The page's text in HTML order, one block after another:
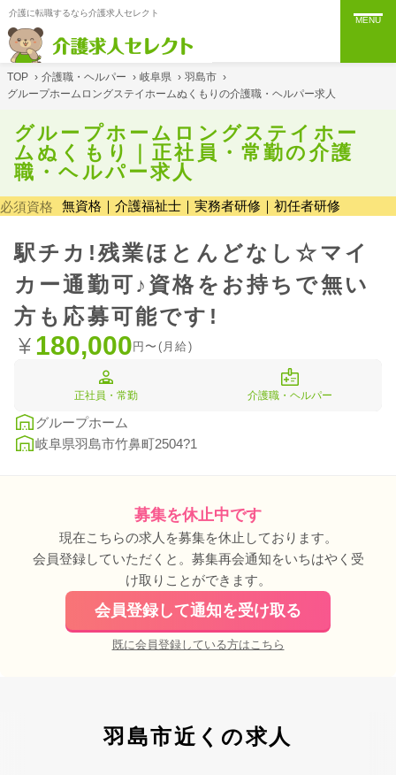
介護に転職するなら介護求人セレクト
MENU
TOP › 介護職・ヘルパー › 岐阜県 › 羽島市 ›
グループホームロングステイホームぬくもりの介護職・ヘルパー求人
グループホームロングステイホー
ムぬくもり｜正社員・常勤の介護
職・ヘルパー求人
必須資格 無資格｜介護福祉士｜実務者研修｜初任者研修
駅チカ!残業ほとんどなし☆マイ
カー通勤可♪資格をお持ちで無い
方も応募可能です!
180,000円〜(月給)
正社員・常勤 介護職・ヘルパー
グループホーム
岐阜県羽島市竹鼻町2504?1
募集を休止中です
現在こちらの求人を募集を休止しております。
会員登録していただくと。募集再会通知をいちはやく受
け取りことができます。
会員登録して通知を受け取る
既に会員登録している方はこちら
羽島市近くの求人